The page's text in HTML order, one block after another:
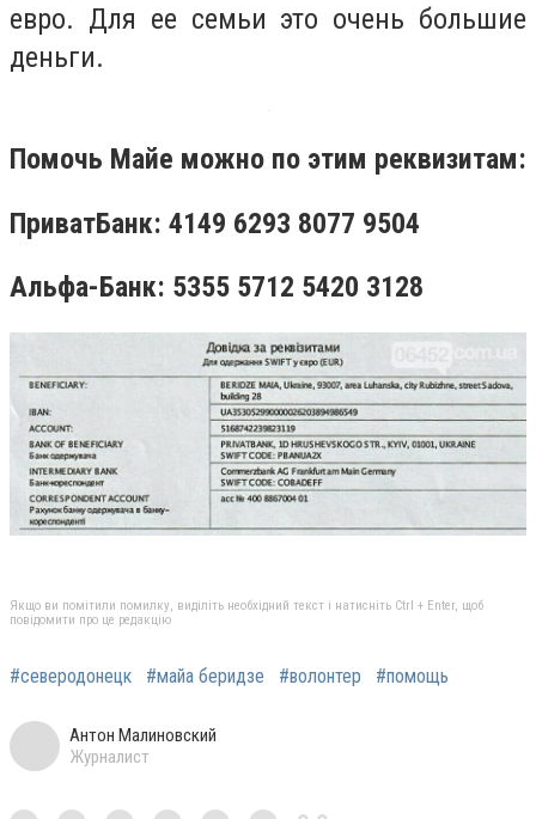
евро. Для ее семьи это очень большие
деньги.
Помочь Майе можно по этим реквизитам:
ПриватБанк: 4149 6293 8077 9504
Альфа-Банк: 5355 5712 5420 3128
Якщо ви помітили помилку, виділіть необхідний текст і натисніть Ctrl + Enter, щоб
повідомити про це редакцію
#северодонецк #майа беридзе #волонтер #помощь
Антон Малиновский
Журналист